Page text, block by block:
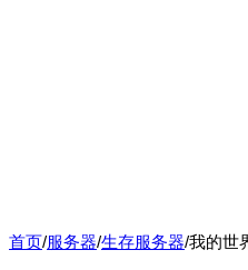
首页/服务器/生存服务器/我的世